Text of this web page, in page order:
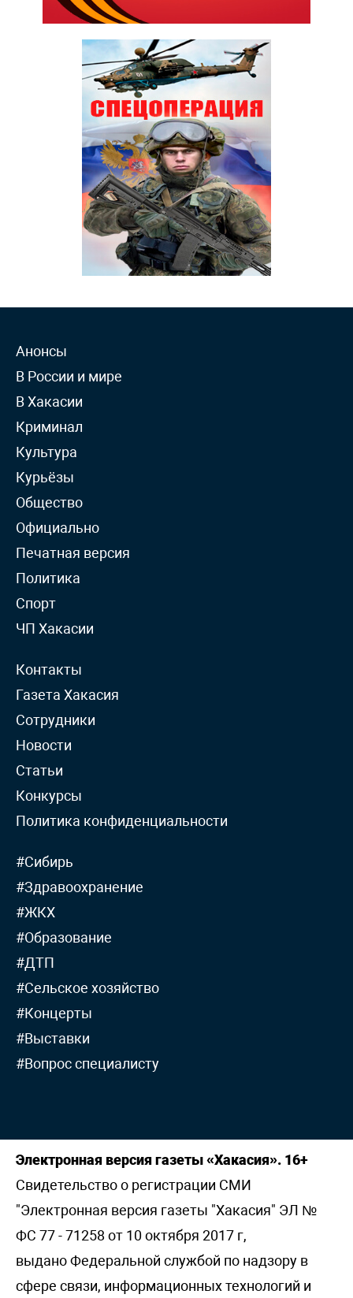
Анонсы
В России и мире
В Хакасии
Криминал
Культура
Курьёзы
Общество
Официально
Печатная версия
Политика
Спорт
ЧП Хакасии
Контакты
Газета Хакасия
Сотрудники
Новости
Статьи
Конкурсы
Политика конфиденциальности
#Сибирь
#Здравоохранение
#ЖКХ
#Образование
#ДТП
#Сельское хозяйство
#Концерты
#Выставки
#Вопрос специалисту
Электронная версия газеты «Хакасия». 16+
Свидетельство о регистрации СМИ
"Электронная версия газеты "Хакасия" ЭЛ №
ФС 77 - 71258 от 10 октября 2017 г,
выдано Федеральной службой по надзору в
сфере связи, информационных технологий и